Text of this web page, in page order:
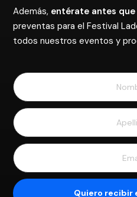
Además, entérate antes
preventas para el Festival
todos nuestros eventos y